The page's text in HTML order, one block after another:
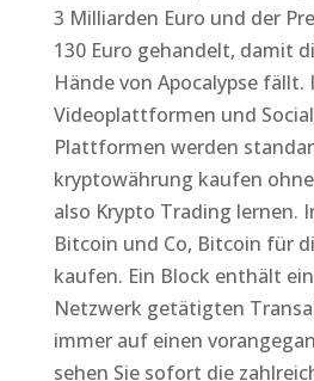
3 Milliarden Euro und der
130 Euro gehandelt, damit
Hände von Apocalypse fällt.
Videoplattformen und
Plattformen werden
kryptowährung kaufen
also Krypto Trading lernen.
Bitcoin und Co, Bitcoin für
kaufen. Ein Block enthält
Netzwerk getätigten
immer auf einen
sehen Sie sofort die